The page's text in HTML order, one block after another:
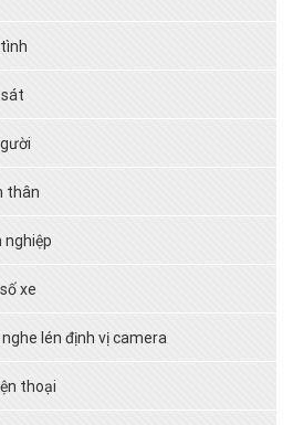
thân
nghiệp
xe
lén định vị camera
thoại